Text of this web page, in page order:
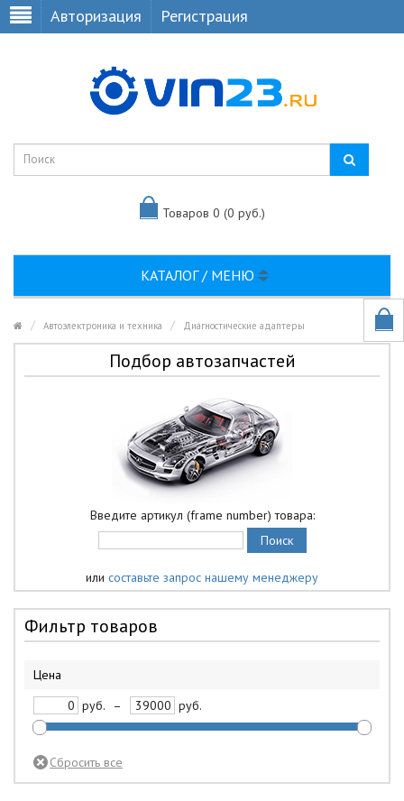
Авторизация Регистрация
Товаров 0 (0 руб.)
КАТАЛОГ / МЕНЮ
Автоэлектроника и техника Диагностические адаптеры
Подбор автозапчастей
Введите артикул (frame number) товара:
или составьте запрос нашему менеджеру
Фильтр товаров
Цена
руб.
– руб.